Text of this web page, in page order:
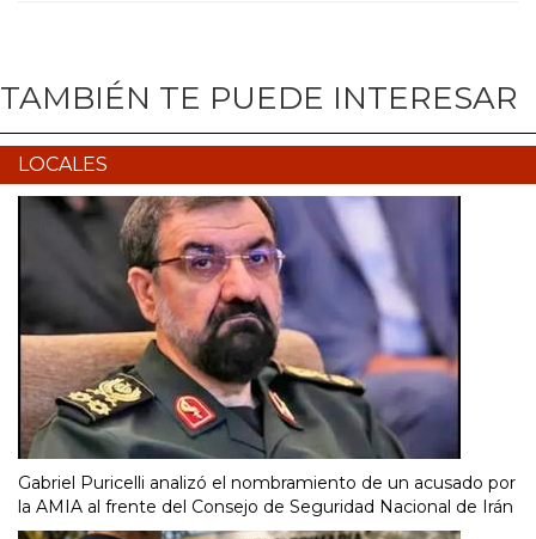
TAMBIÉN TE PUEDE INTERESAR
LOCALES
Gabriel Puricelli analizó el nombramiento de un acusado por
la AMIA al frente del Consejo de Seguridad Nacional de Irán